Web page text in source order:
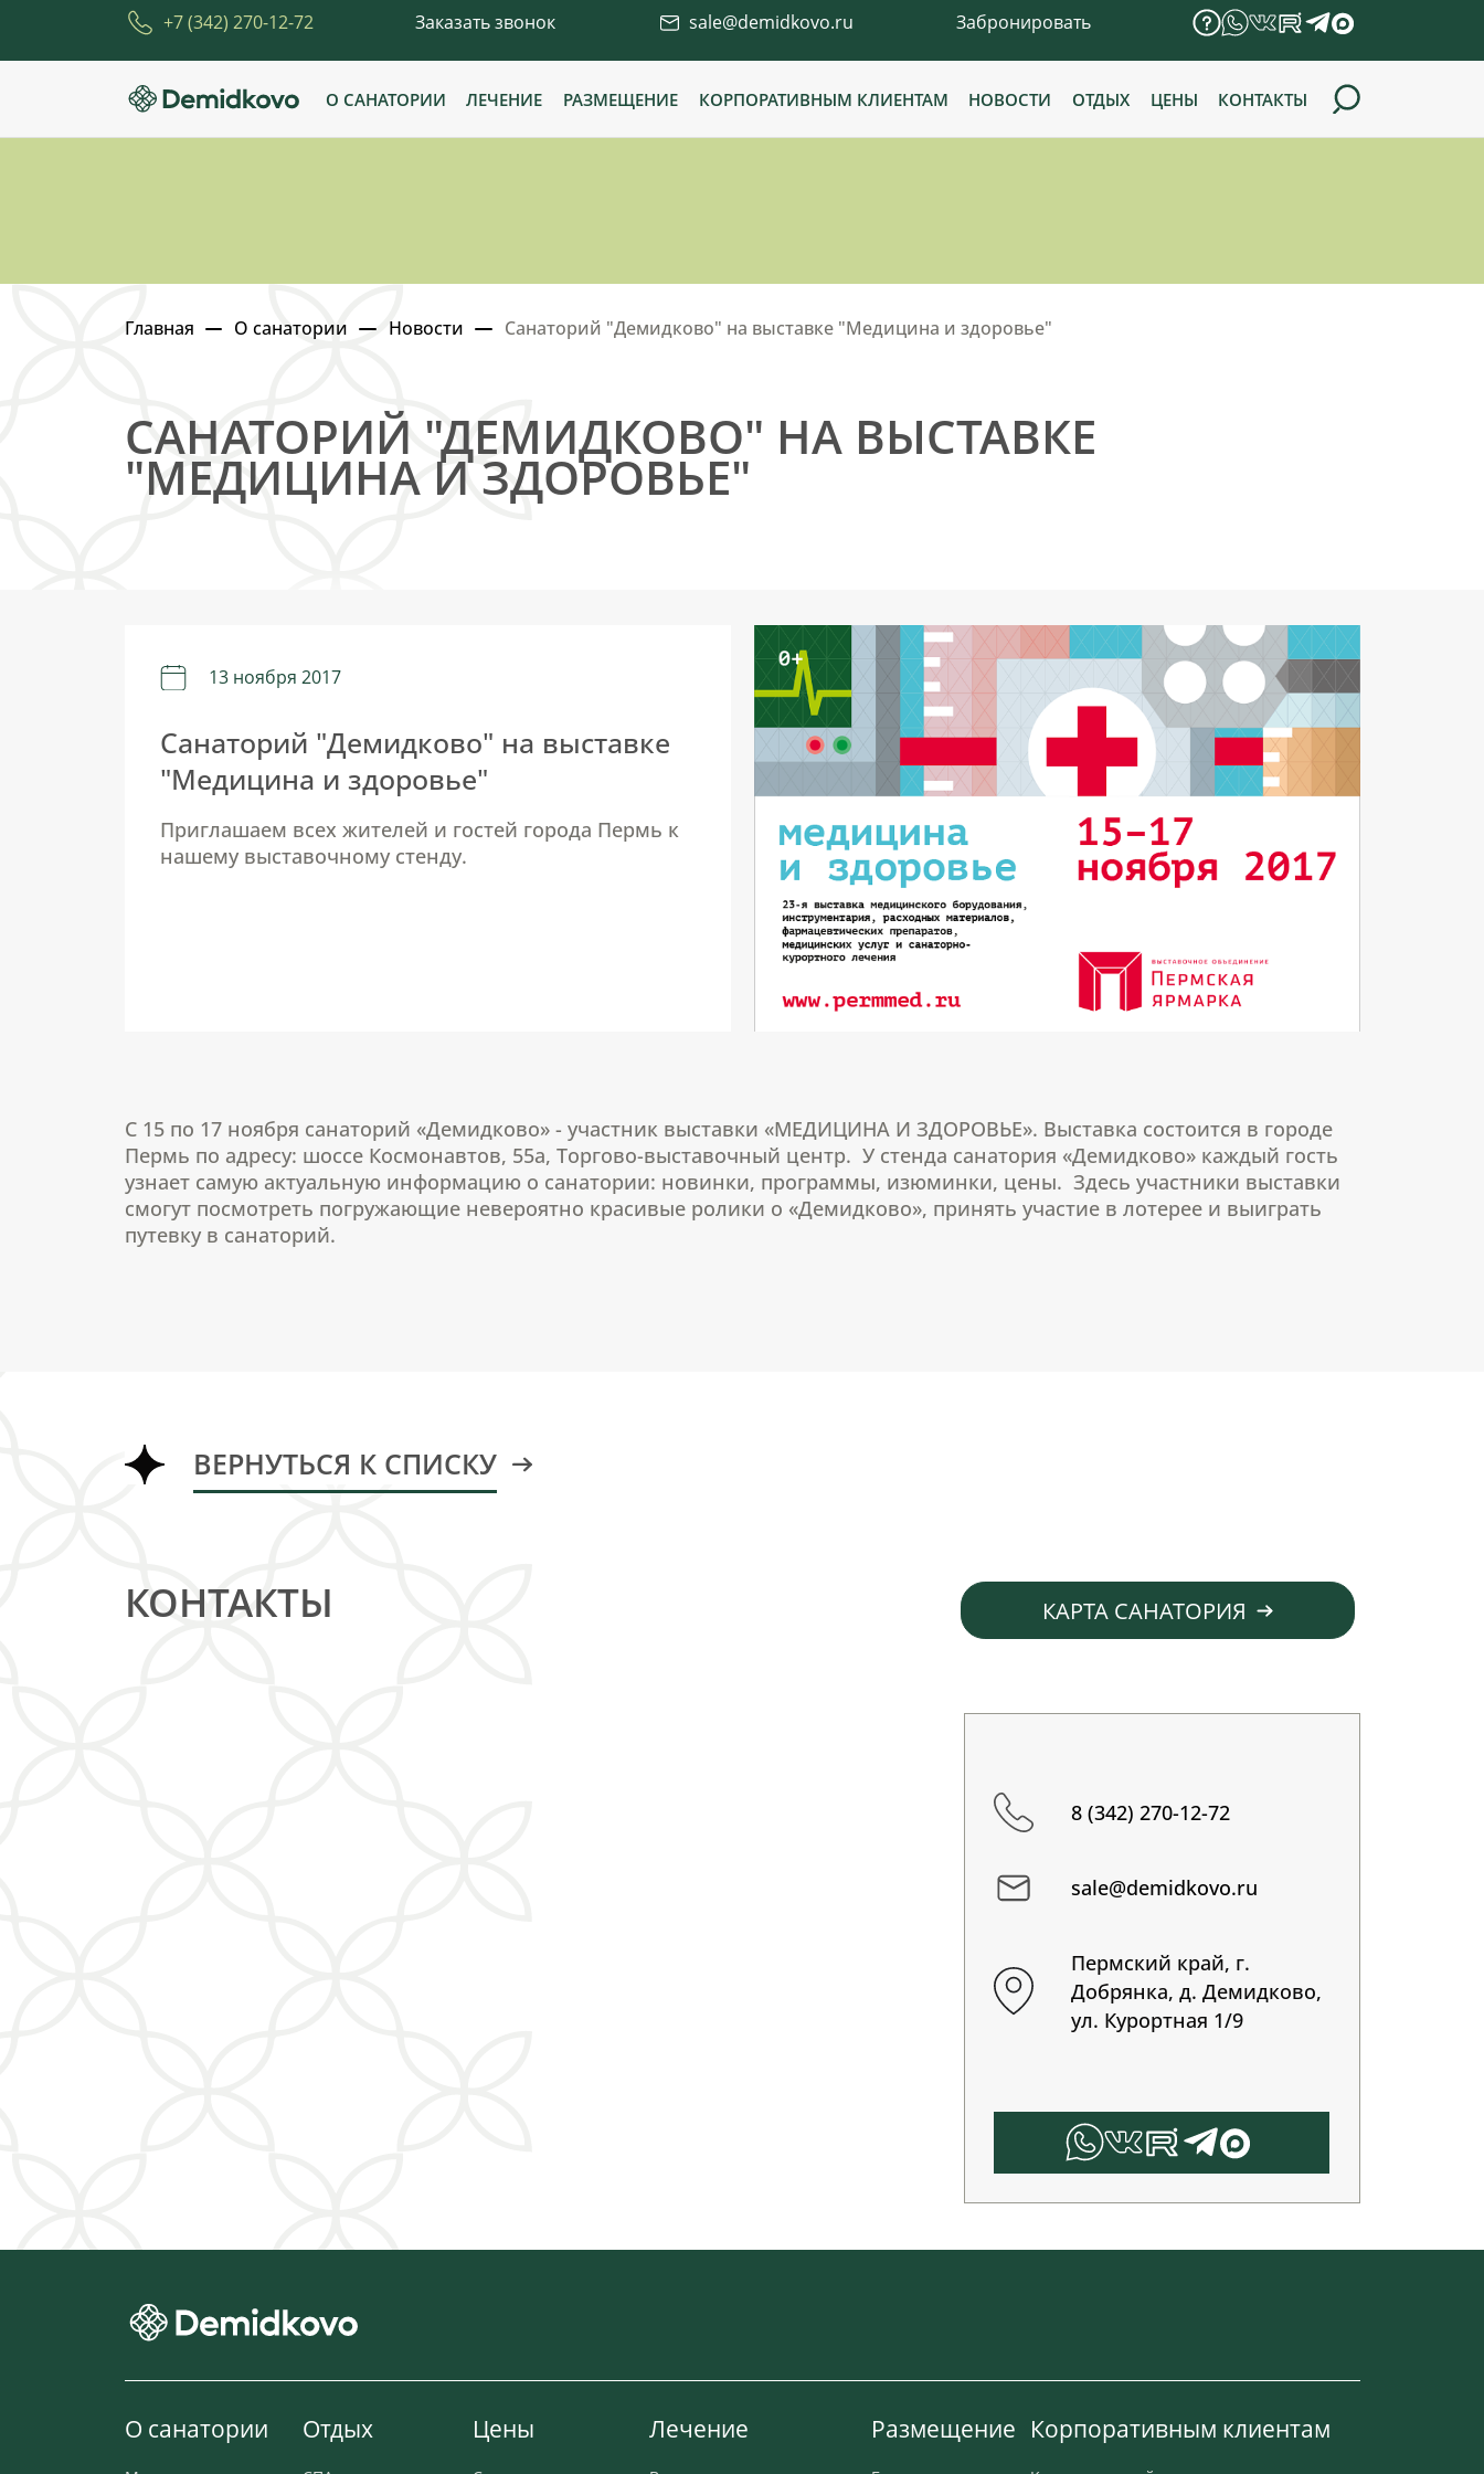
+7 (342) 270-12-72 Заказать звонок sale@demidkovo.ru Забронировать
О САНАТОРИИ ЛЕЧЕНИЕ РАЗМЕЩЕНИЕ КОРПОРАТИВНЫМ КЛИЕНТАМ НОВОСТИ ОТДЫХ ЦЕНЫ КОНТАКТЫ
Главная О санатории Новости Санаторий "Демидково" на выставке "Медицина и здоровье"
САНАТОРИЙ "ДЕМИДКОВО" НА ВЫСТАВКЕ
"МЕДИЦИНА И ЗДОРОВЬЕ"
13 ноября 2017
Санаторий "Демидково" на выставке
"Медицина и здоровье"
Приглашаем всех жителей и гостей города Пермь к
нашему выставочному стенду.
С 15 по 17 ноября санаторий «Демидково» - участник выставки «МЕДИЦИНА И ЗДОРОВЬЕ». Выставка состоится в городе
Пермь по адресу: шоссе Космонавтов, 55а, Торгово-выставочный центр. У стенда санатория «Демидково» каждый гость
узнает самую актуальную информацию о санатории: новинки, программы, изюминки, цены. Здесь участники выставки
смогут посмотреть погружающие невероятно красивые ролики о «Демидково», принять участие в лотерее и выиграть
путевку в санаторий.
ВЕРНУТЬСЯ К СПИСКУ
КОНТАКТЫ КАРТА САНАТОРИЯ
8 (342) 270-12-72
sale@demidkovo.ru
Пермский край, г.
Добрянка, д. Демидково,
ул. Курортная 1/9
О санатории Отдых Цены Лечение Размещение Корпоративным клиентам